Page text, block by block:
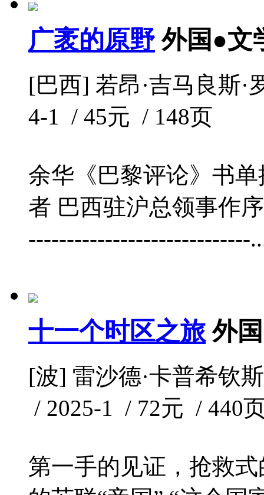
广袤的原野 外国●文
[巴西] 若昂·吉马良斯
4-1 / 45元 / 148页
余华《巴黎评论》书
者 巴西驻沪总领事作
-----------------------------
十一个时区之旅 外
[波] 雷沙德·卡普希钦
/ 2025-1 / 72元 / 440
第一手的见证，抢救